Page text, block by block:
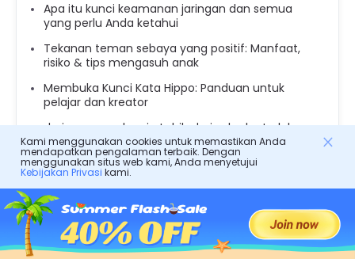
Apa itu kunci keamanan jaringan dan semua
yang perlu Anda ketahui
Tekanan teman sebaya yang positif: Manfaat,
risiko & tips mengasuh anak
Membuka Kunci Kata Hippo: Panduan untuk
pelajar dan kreator
daring secara kronis: Lebih dari sekadar terlalu
banyak waktu di depan layar
Menguraikan FWB: makna, dampak, dan
Panduan lengkap literasi media & Cara
mempraktikkannya
Apa itu web gelap dan bagaimana cara menjaga
Kami menggunakan cookies untuk memastikan Anda
mendapatkan pengalaman terbaik. Dengan
menggunakan situs web kami, Anda menyetujui
Kebijakan Privasi kami.